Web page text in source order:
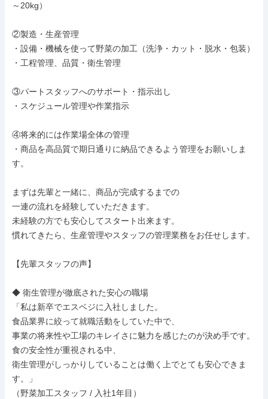
～20kg）
②製造・生産管理
・設備・機械を使って野菜の加工（洗浄・カット・脱水・包装）
・工程管理、品質・衛生管理
③パートスタッフへのサポート・指示出し
・スケジュール管理や作業指示
④将来的には作業場全体の管理
・商品を高品質で期日通りに納品できるよう管理をお願いしま
す。
まずは先輩と一緒に、商品が完成するまでの
一連の流れを経験していただきます。
未経験の方でも安心してスタート出来ます。
慣れてきたら、生産管理やスタッフの管理業務をお任せします。
【先輩スタッフの声】
◆ 衛生管理が徹底された安心の職場
「私は新卒でエスベジに入社しました。
食品業界に絞って就職活動をしていた中で、
事業の将来性や工場のキレイさに魅力を感じたのが決め手です。
食の安全性が重視される中、
衛生管理がしっかりしていることは働く上でとても安心できま
す。」
（野菜加工スタッフ / 入社1年目）